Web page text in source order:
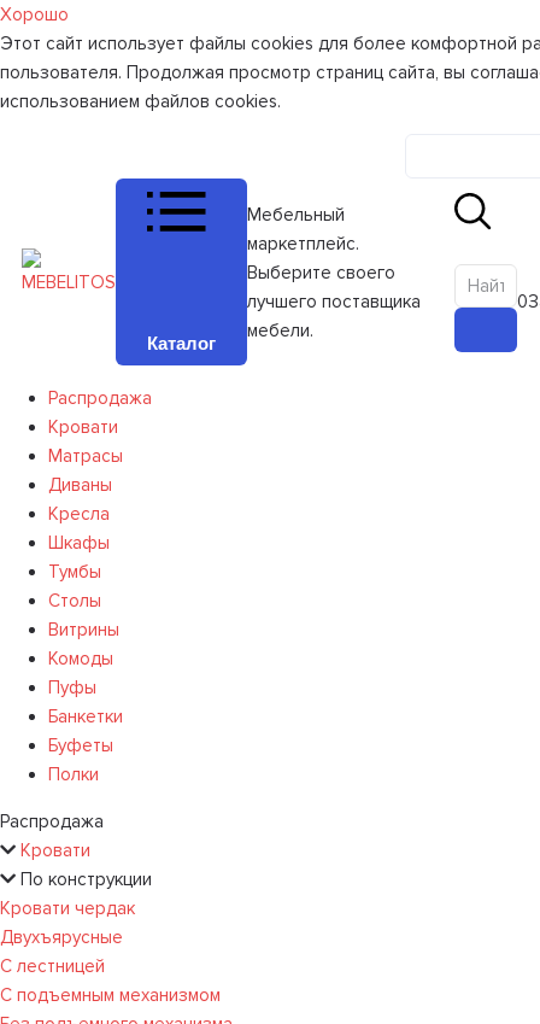
Хорошо
Этот сайт использует файлы cookies для более комфортной
пользователя. Продолжая просмотр страниц сайта, вы
использованием файлов cookies.
Каталог
Мебельный
маркетплейс.
Выберите своего
лучшего поставщика
мебели.
0
Распродажа
Кровати
Матрасы
Диваны
Кресла
Шкафы
Тумбы
Столы
Витрины
Комоды
Пуфы
Банкетки
Буфеты
Полки
Распродажа
Кровати
По конструкции
Кровати чердак
Двухъярусные
С лестницей
С подъемным механизмом